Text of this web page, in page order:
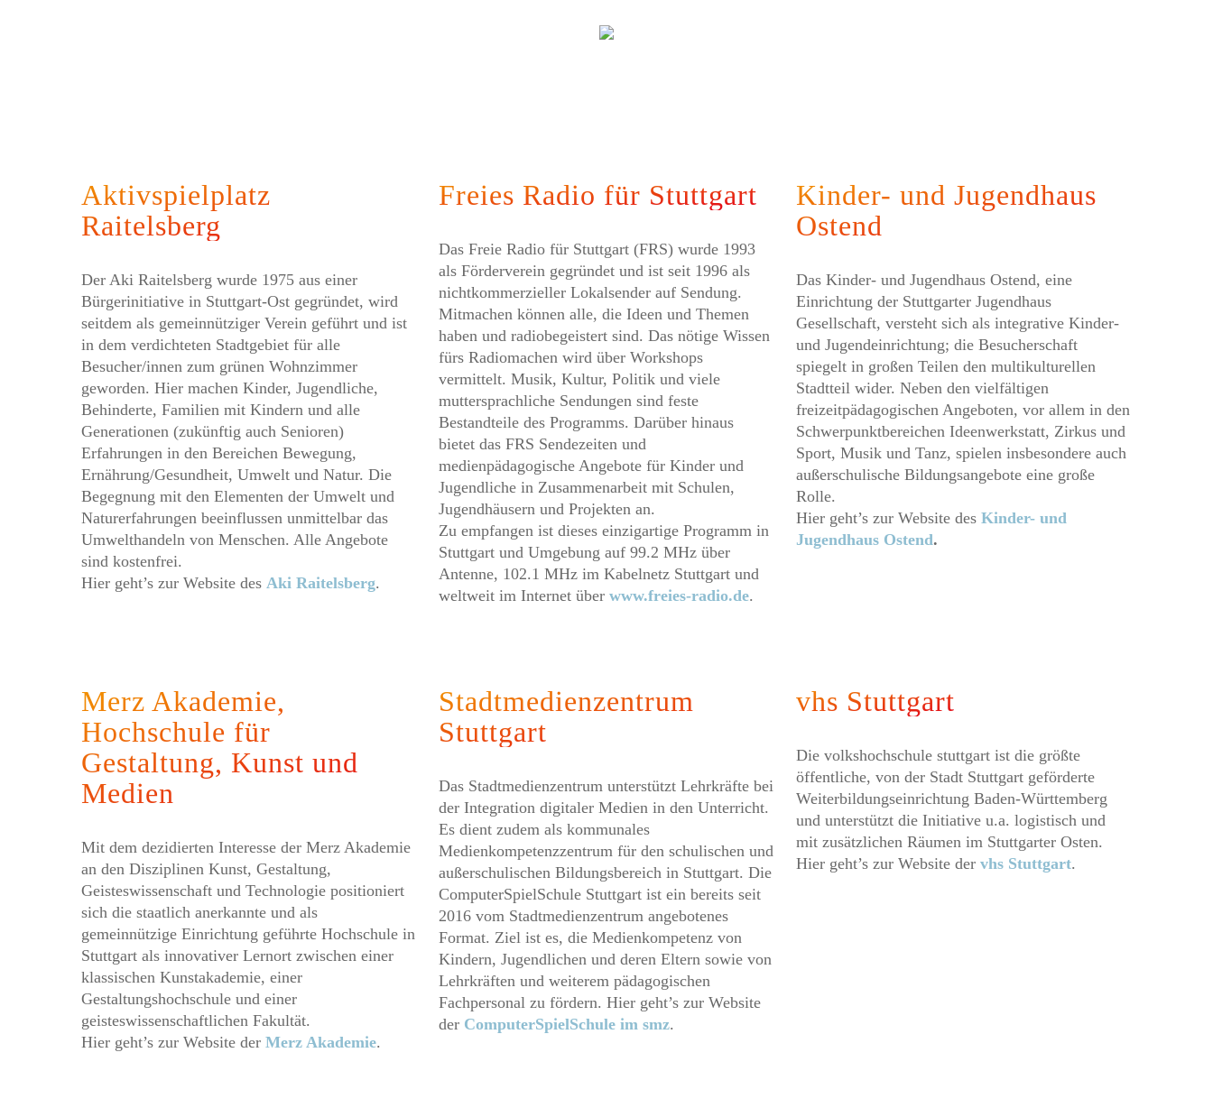
Aktivspielplatz
Raitelsberg
Der Aki Raitelsberg wurde 1975 aus einer
Bürgerinitiative in Stuttgart-Ost gegründet, wird
seitdem als gemeinnütziger Verein geführt und ist
in dem verdichteten Stadtgebiet für alle
Besucher/innen zum grünen Wohnzimmer
geworden. Hier machen Kinder, Jugendliche,
Behinderte, Familien mit Kindern und alle
Generationen (zukünftig auch Senioren)
Erfahrungen in den Bereichen Bewegung,
Ernährung/Gesundheit, Umwelt und Natur. Die
Begegnung mit den Elementen der Umwelt und
Naturerfahrungen beeinflussen unmittelbar das
Umwelthandeln von Menschen. Alle Angebote
sind kostenfrei.
Hier geht’s zur Website des Aki Raitelsberg.
Freies Radio für Stuttgart
Das Freie Radio für Stuttgart (FRS) wurde 1993
als Förderverein gegründet und ist seit 1996 als
nichtkommerzieller Lokalsender auf Sendung.
Mitmachen können alle, die Ideen und Themen
haben und radiobegeistert sind. Das nötige Wissen
fürs Radiomachen wird über Workshops
vermittelt. Musik­­, Kultur, Politik und viele
muttersprachliche Sendungen sind feste
Bestandteile des Programms. Darüber hinaus
bietet das FRS Sendezeiten und
medienpädagogische Angebote für Kinder und
Jugendliche in Zusammenarbeit mit Schulen,
Jugendhäusern und Projekten an.
Zu empfangen ist dieses einzigartige Programm in
Stuttgart und Umgebung auf 99.2 MHz über
Antenne, 102.1 MHz im Kabelnetz Stuttgart und
weltweit im Internet über www.freies-radio.de.
Kinder- und Jugendhaus
Ostend
Das Kinder- und Jugendhaus Ostend, eine
Einrichtung der Stuttgarter Jugendhaus
Gesellschaft, versteht sich als integrative Kinder-
und Jugendeinrichtung; die Besucherschaft
spiegelt in großen Teilen den multikulturellen
Stadtteil wider. Neben den vielfältigen
freizeitpädagogischen Angeboten, vor allem in den
Schwerpunktbereichen Ideenwerkstatt, Zirkus und
Sport, Musik und Tanz, spielen insbesondere auch
außerschulische Bildungsangebote eine große
Rolle.
Hier geht’s zur Website des Kinder- und
Jugendhaus Ostend.
Merz Akademie,
Hochschule für
Gestaltung, Kunst und
Medien
Mit dem dezidierten Interesse der Merz Akademie
an den Disziplinen Kunst, Gestaltung,
Geisteswissenschaft und Technologie positioniert
sich die staatlich anerkannte und als
gemeinnützige Einrichtung geführte Hochschule in
Stuttgart als innovativer Lernort zwischen einer
klassischen Kunstakademie, einer
Gestaltungshochschule und einer
geisteswissenschaftlichen Fakultät.
Hier geht’s zur Website der Merz Akademie.
Stadtmedienzentrum
Stuttgart
Das Stadtmedienzentrum unterstützt Lehrkräfte bei
der Integration digitaler Medien in den Unterricht.
Es dient zudem als kommunales
Medienkompetenzzentrum für den schulischen und
außerschulischen Bildungsbereich in Stuttgart. Die
ComputerSpielSchule Stuttgart ist ein bereits seit
2016 vom Stadtmedienzentrum angebotenes
Format. Ziel ist es, die Medienkompetenz von
Kindern, Jugendlichen und deren Eltern sowie von
Lehrkräften und weiterem pädagogischen
Fachpersonal zu fördern. Hier geht’s zur Website
der ComputerSpielSchule im smz.
vhs Stuttgart
Die volkshochschule stuttgart ist die größte
öffentliche, von der Stadt Stuttgart geförderte
Weiterbildungseinrichtung Baden-Württemberg
und unterstützt die Initiative u.a. logistisch und
mit zusätzlichen Räumen im Stuttgarter Osten.
Hier geht’s zur Website der vhs Stuttgart.